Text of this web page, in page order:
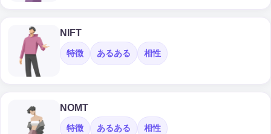
NIFT
特徴 あるある 相性
NOMT
特徴 あるある 相性